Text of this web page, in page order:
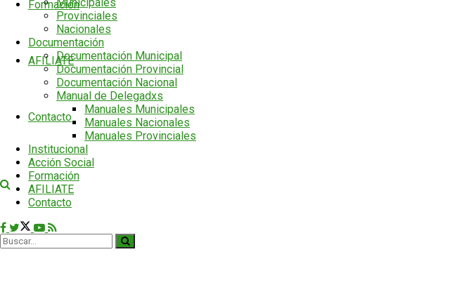
Formación
AFILIATE
Contacto
Provinciales
Nacionales
Documentación
Documentación Municipal
Documentación Provincial
Documentación Nacional
Manual de Delegadxs
Manuales Municipales
Manuales Nacionales
Manuales Provinciales
Institucional
Acción Social
Formación
AFILIATE
Contacto